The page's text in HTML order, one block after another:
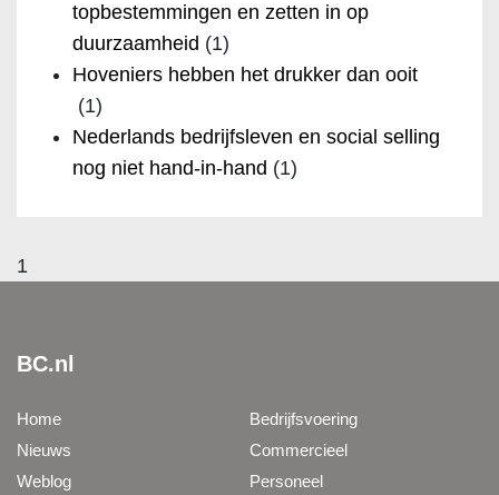
topbestemmingen en zetten in op
duurzaamheid (1)
Hoveniers hebben het drukker dan ooit
(1)
Nederlands bedrijfsleven en social selling
nog niet hand-in-hand (1)
1
BC.nl
Home
Nieuws
Weblog
Bedrijfsvoering
Commercieel
Personeel